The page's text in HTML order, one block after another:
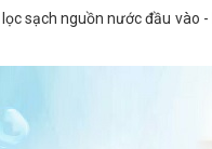
sạch nguồn nước đầu